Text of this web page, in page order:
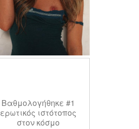
Βαθμολογήθηκε #1
ερωτικός ιστότοπος
στον κόσμο